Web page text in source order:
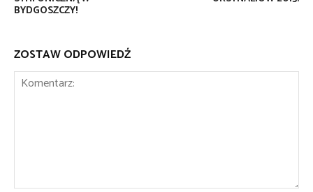
BYDGOSZCZY!
ZOSTAW ODPOWIEDŹ